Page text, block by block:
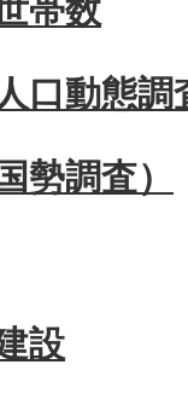
帯数
口動態調
勢調査）
設